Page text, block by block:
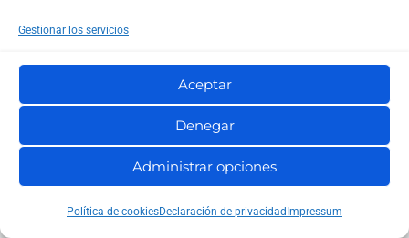
Gestionar los servicios
Aceptar
Denegar
Administrar opciones
Política de cookiesDeclaración de privacidad Impressum
Deja un comentario